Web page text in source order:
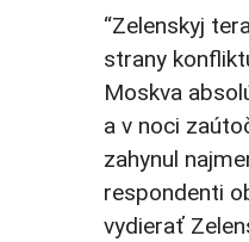
“Zelenskyj
strany
Moskva
a v noci
zahynul
respondenti
vydierať